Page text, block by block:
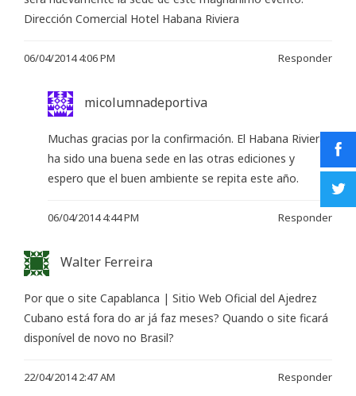
Dirección Comercial Hotel Habana Riviera
06/04/2014 4:06 PM Responder
micolumnadeportiva
Muchas gracias por la confirmación. El Habana Riviera
ha sido una buena sede en las otras ediciones y
espero que el buen ambiente se repita este año.
06/04/2014 4:44 PM Responder
Walter Ferreira
Por que o site Capablanca | Sitio Web Oficial del Ajedrez
Cubano está fora do ar já faz meses? Quando o site ficará
disponível de novo no Brasil?
22/04/2014 2:47 AM Responder